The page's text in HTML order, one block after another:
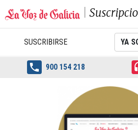
SUSCRIBIRSE YA
 900 154 218